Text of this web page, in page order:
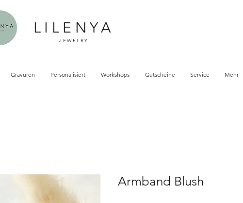
LILENYA
JEWELRY
Gravuren Personalisiert Workshops Gutscheine Service Mehr
Armband Blush